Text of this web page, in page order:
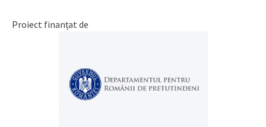
Proiect finanțat de